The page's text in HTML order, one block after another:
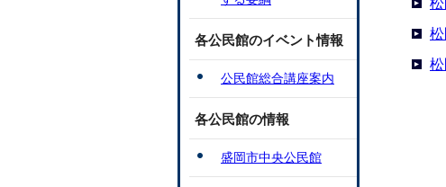
各公民館のイベント情報
公民館総合講座案内
各公民館の情報
盛岡市中央公民館